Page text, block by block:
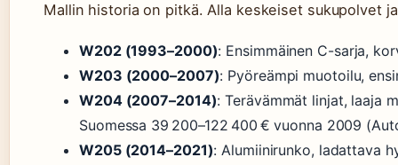
Mallin historia on pitkä. Alla keskeiset sukupolvet
W202 (1993–2000): Ensimmäinen C-sarja,
W203 (2000–2007): Pyöreämpi muotoilu,
W204 (2007–2014): Terävämmät linjat, laaja
Suomessa 39 200–122 400 € vuonna 2009
W205 (2014–2021): Alumiinirunko, ladattava